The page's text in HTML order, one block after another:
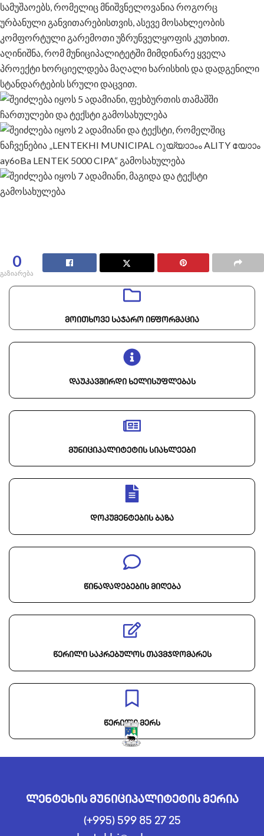
სამუშაოებს, რომელიც მნიშვნელოვანია როგორც
ურბანული განვითარებისთვის, ასევე მოსახლეობის
კომფორტული გარემოთი უზრუნველყოფის კუთხით.
აღინიშნა, რომ მუნიციპალიტეტში მიმდინარე ყველა
პროექტი ხორციელდება მაღალი ხარისხის და დადგენილი
სტანდარტების სრული დაცვით.
0
გაზიარება
მოითხოვე საჯარო ინფორმაცია
დაუკავშირდი ხელისუფლებას
მუნიციპალიტეტის სიახლეები
დოკუმენტების ბაზა
წინადადებების მიღება
წერილი საკრებულოს თავმჯდომარეს
წერილი მერს
ლენტეხის მუნიციპალიტეტის მერია
(+995) 599 85 27 25